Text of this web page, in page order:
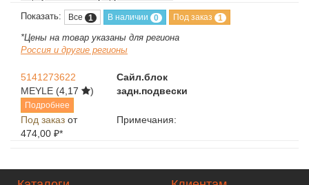
Показать: Все 1 В наличии 0 Под заказ 1
*Цены на товар указаны для региона
Россия и другие регионы
5141273622
MEYLE (4,17 )
Подробнее
Сайл.блок
задн.подвески
Под заказ от
474,00 ₽*
Примечания: